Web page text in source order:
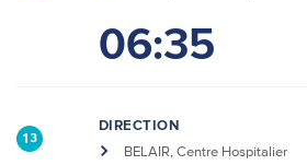
06:35
13
DIRECTION
BELAIR, Centre Hospitalier